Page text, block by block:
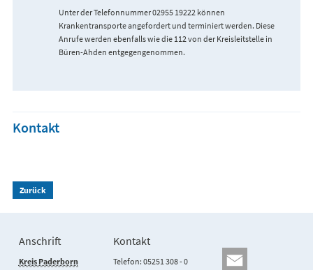
Unter der Telefonnummer 02955 19222 können
Krankentransporte angefordert und terminiert werden. Diese
Anrufe werden ebenfalls wie die 112 von der Kreisleitstelle in
Büren-Ahden entgegengenommen.
Kontakt
Zurück
Anschrift
Kreis Paderborn
Kontakt
Telefon: 05251 308 - 0